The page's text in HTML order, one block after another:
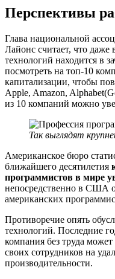
Перспективы
Глава национальной
Лайонс считает, что даже
технологий находится в
посмотреть на топ-10
капитализации, чтобы
Apple, Amazon,
из 10 компаний можно
Так выглядят
Американское бюро
ближайшего десятилетия
программистов в мире
непосредственно в США
американских
Противоречие опять
технологий. Последние
компания без труда
своих сотрудников на
производительности.